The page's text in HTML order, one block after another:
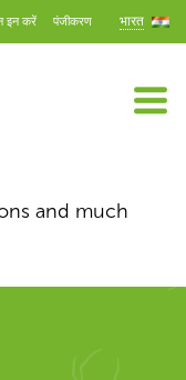
इन करें पंजीकरण भारत
and much